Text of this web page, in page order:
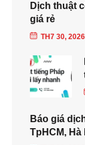
Dịch thuật
giá rẻ
TH7 30, 2026
Báo giá
TpHCM,